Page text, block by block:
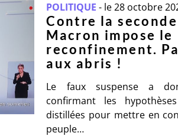
POLITIQUE - le 28 octobre
Contre la
Macron impose le
reconfinement.
aux abris !
Le faux suspense a
confirmant les
distillées pour mettre en
peuple…